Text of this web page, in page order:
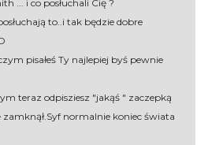
... i co posłuchali Cię ?
to..i tak będzie dobre
pisałeś Ty najlepiej byś pewnie
teraz odpisziesz "jakąś " zaczepką
zamknął.Syf normalnie koniec świata